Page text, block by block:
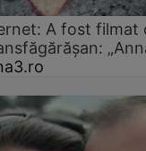
A fost filmat